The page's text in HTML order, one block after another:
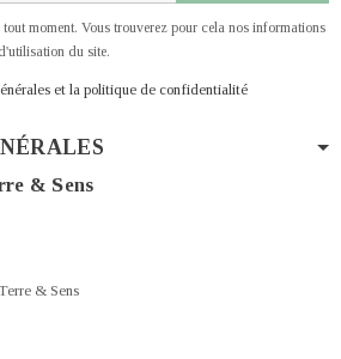
moment. Vous trouverez pour cela nos informations
du site.
et la politique de confidentialité
& Sens
& Sens